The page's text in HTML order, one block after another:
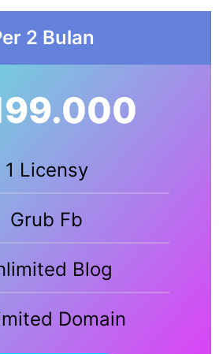
2 Bulan
1 Licensy
Grub Fb
Blog
Domain